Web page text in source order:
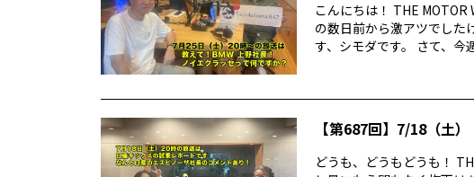
こんにちは！ THE
の数日前から激アツでした
す、シモダです。 さて、今
【第687回】7/18（土
どうも、どうもどうも！